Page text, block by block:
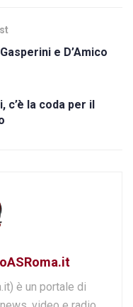
e D’Amico
c’è la coda per il
è un portale di